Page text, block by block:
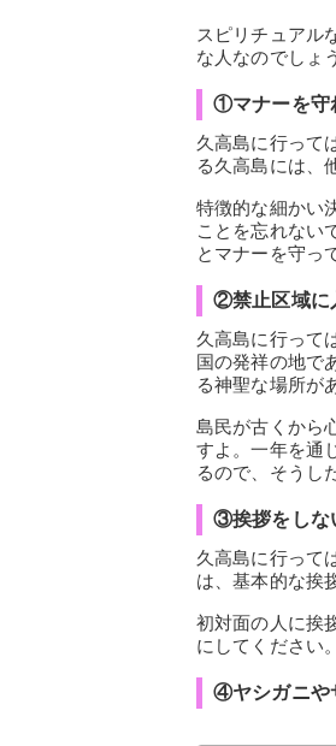
スピリチュアル
な人なのでしょ
①マナーを守
久高島に行って
る久高島には、
特徴的な細かい
ことを忘れない
とマナーを守っ
②禁止区域に
久高島に行って
国の発祥の地で
る神聖な場所が
島民が古くから
すよ。一年を通
るので、そうし
③挨拶をしな
久高島に行って
は、基本的な挨
初対面の人に挨
にしてください
④ヤシガニや